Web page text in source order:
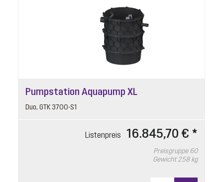
Pumpstation Aquapump XL
Duo, GTK 3700-S1
Listenpreis 16.845,70 € *
Preisgruppe 60
Gewicht 258 kg